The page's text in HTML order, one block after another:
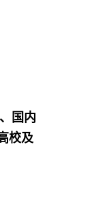
国内
校及